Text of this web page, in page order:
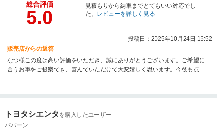
総合評価
5.0
見積もりから納車までとてもいい対応でし
た。 レビューを詳しく見る
投稿日：2025年10月24日 16:52
販売店からの返答
なつ様この度は高い評価をいただき、誠にありがとうございます。ご希望に
合うお車をご提案でき、喜んでいただけて大変嬉しく思います。今後も点検
トヨタシエンタ を購入したユーザー
パパーン